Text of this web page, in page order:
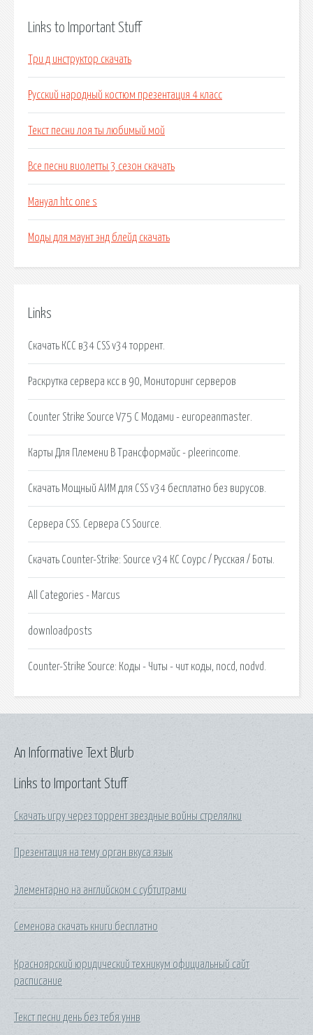
Links to Important Stuff
Три д инструктор скачать
Русский народный костюм презентация 4 класс
Текст песни лоя ты любимый мой
Все песни виолетты 3 сезон скачать
Мануал htc one s
Моды для маунт энд блейд скачать
Links
Скачать КСС в34 CSS v34 торрент.
Раскрутка сервера ксс в 90, Мониторинг серверов
Counter Strike Source V75 С Модами - europeanmaster.
Карты Для Племени В Трансформайс - pleerincome.
Скачать Мощный АИМ для CSS v34 бесплатно без вирусов.
Сервера CSS. Сервера CS Source.
Скачать Counter-Strike: Source v34 КС Соурс / Русская / Боты.
All Categories - Marcus
downloadposts
Counter-Strike Source: Коды - Читы - чит коды, nocd, nodvd.
Links to Important Stuff
Скачать игру через торрент звездные войны стрелялки
Презентация на тему орган вкуса язык
Элементарно на английском с субтитрами
Семенова скачать книги бесплатно
Красноярский юридический техникум официальный сайт
расписание
Текст песни день без тебя уннв
An Informative Text Blurb